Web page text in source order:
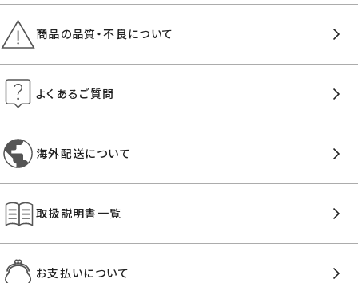
商品の品質・不良について
よくあるご質問
海外配送について
取扱説明書一覧
お支払いについて